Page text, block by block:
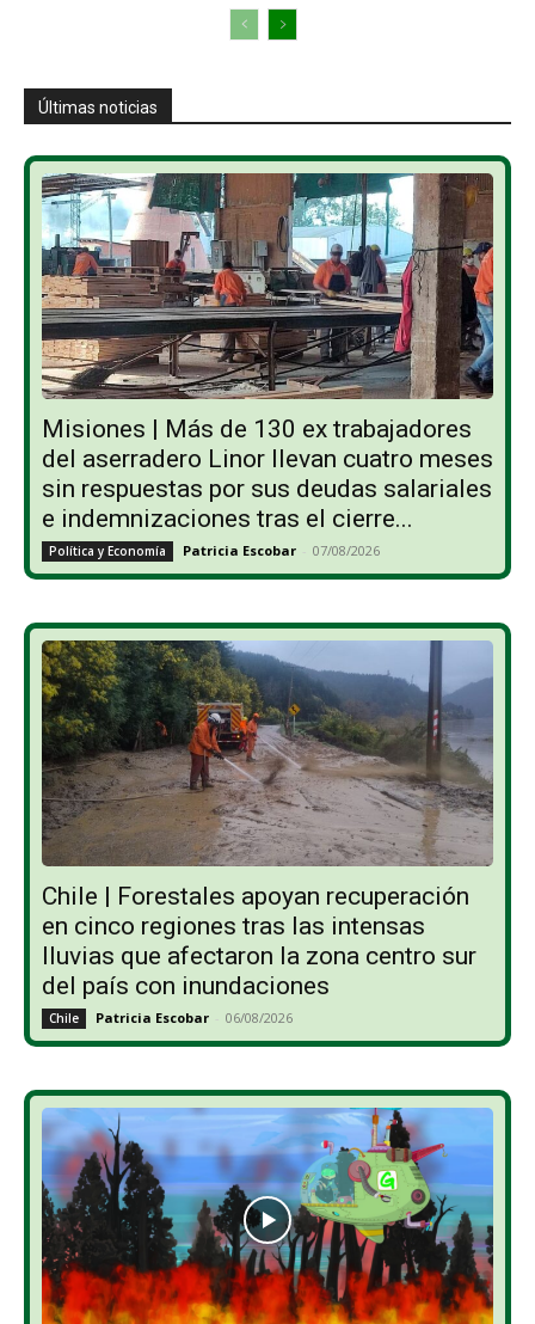
Últimas noticias
Misiones | Más de 130 ex trabajadores
del aserradero Linor llevan cuatro meses
sin respuestas por sus deudas salariales
e indemnizaciones tras el cierre...
Política y Economía Patricia Escobar - 07/08/2026
Chile | Forestales apoyan recuperación
en cinco regiones tras las intensas
lluvias que afectaron la zona centro sur
del país con inundaciones
Chile Patricia Escobar - 06/08/2026